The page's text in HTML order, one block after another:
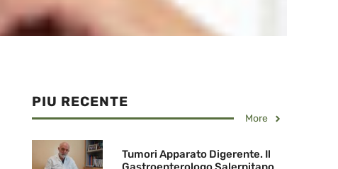
PIU RECENTE
More
Tumori Apparato Digerente. Il